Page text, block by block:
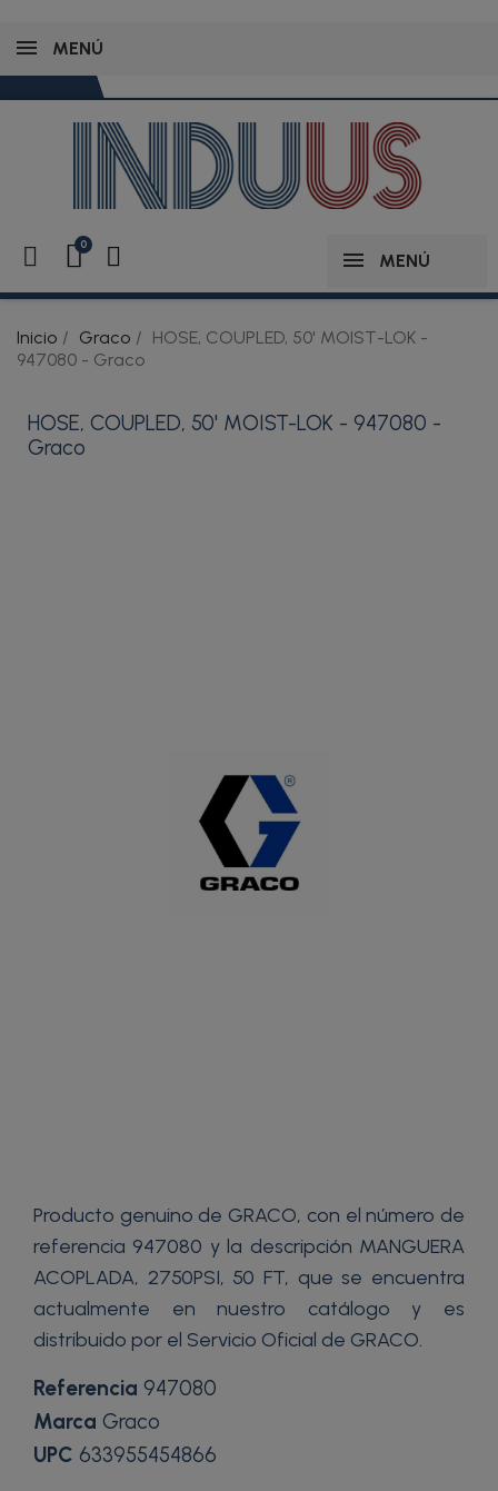
MENÚ
MENÚ
Inicio Graco
HOSE, COUPLED, 50' MOIST-LOK -
947080 - Graco
HOSE, COUPLED, 50' MOIST-LOK - 947080 -
Graco
Producto genuino de GRACO, con el número de
referencia 947080 y la descripción MANGUERA
ACOPLADA, 2750PSI, 50 FT, que se encuentra
actualmente en nuestro catálogo y es
distribuido por el Servicio Oficial de GRACO.
Referencia 947080
Marca Graco
UPC 633955454866